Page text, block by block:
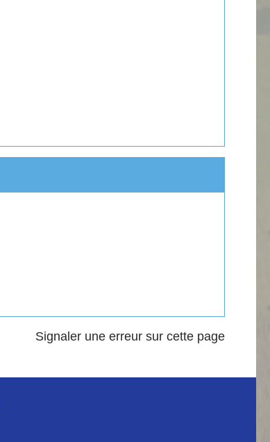
Signaler une erreur sur cette page